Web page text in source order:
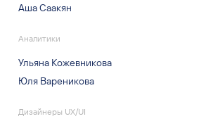
Аша Саакян
Аналитики
Ульяна Кожевникова
Юля Вареникова
Дизайнеры UX/UI